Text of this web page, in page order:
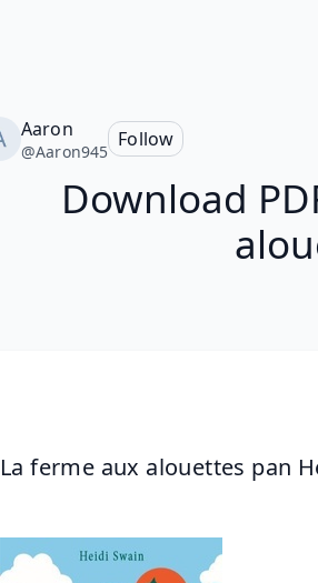
Aaron
@Aaron945
Follow
Download
La ferme aux alouettes pan